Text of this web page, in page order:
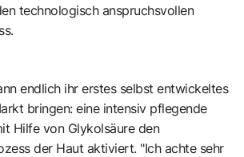
technologisch anspruchsvollen
endlich ihr erstes selbst entwickeltes
bringen: eine intensiv pflegende
Hilfe von Glykolsäure den
der Haut aktiviert. "Ich achte sehr